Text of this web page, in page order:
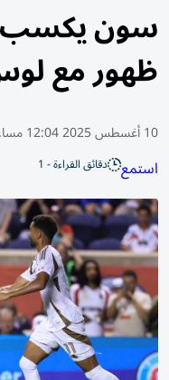
سون يكسب
ظهور مع
10 أغسطس 2025 12:04 مساء
استمع دقائق القراءة - 1